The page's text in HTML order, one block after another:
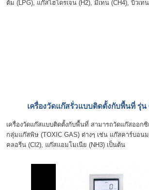
ต้ม (LPG), แก๊สไฮโดรเจน (H2), มีเทน (CH4), บิวเท
เครื่องวัดแก๊สรั่วแบบติดตั้งกับพื้นที่ รุ่น
เครื่องวัดแก๊สแบบติดตั้งกับพื้นที่ สามารถวัดแก๊สออกซิ
กลุ่มแก๊สพิษ (TOXIC GAS) ต่างๆ เช่น แก๊สคาร์บอน
คลอรีน (Cl2), แก๊สแอมโมเนีย (NH3) เป็นต้น